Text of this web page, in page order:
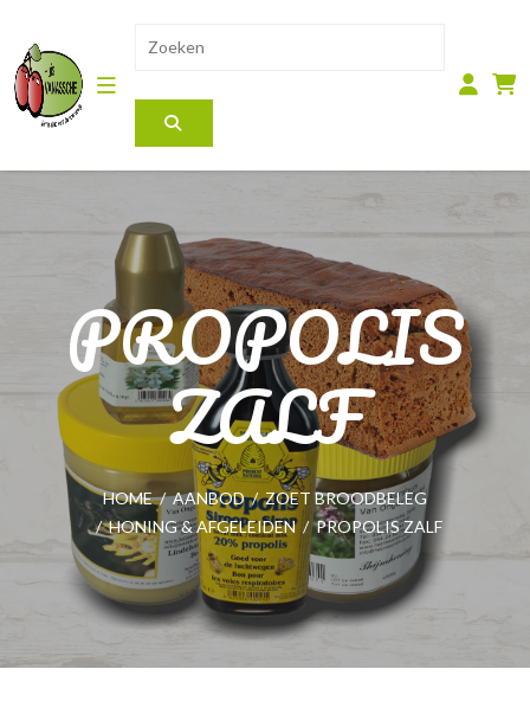
PROPOLIS
ZALF
HOME / AANBOD / ZOET BROODBELEG
/ HONING & AFGELEIDEN / PROPOLIS ZALF